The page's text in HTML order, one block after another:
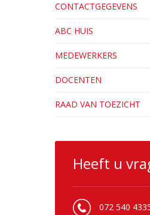
CONTACTGEGEVENS
ABC HUIS
MEDEWERKERS
DOCENTEN
RAAD VAN TOEZICHT
Heeft u
072 540